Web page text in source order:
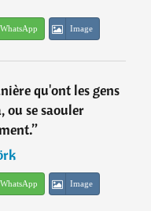
WhatsApp Image
qu'ont les gens
ou se saouler
”
WhatsApp Image